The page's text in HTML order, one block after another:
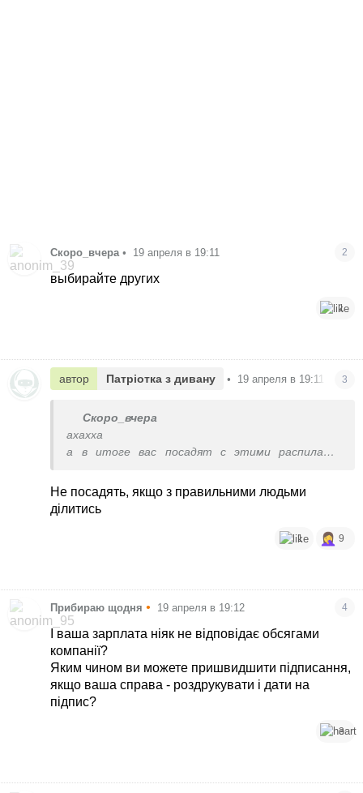
Скоро_вчера • 19 апреля в 19:11 2
выбирайте других
1
автор Патріотка з дивану • 19 апреля в 19:11 3
Скоро_вчера
ахахха
а в итоге вас посадят с этими распилами/
Не посадять, якщо з правильними людьми
ділитись
1 9
Прибираю щодня • 19 апреля в 19:12 4
І ваша зарплата ніяк не відповідає обсягами
компанії?
Яким чином ви можете пришвидшити підписання,
якщо ваша справа - роздрукувати і дати на
підпис?
3